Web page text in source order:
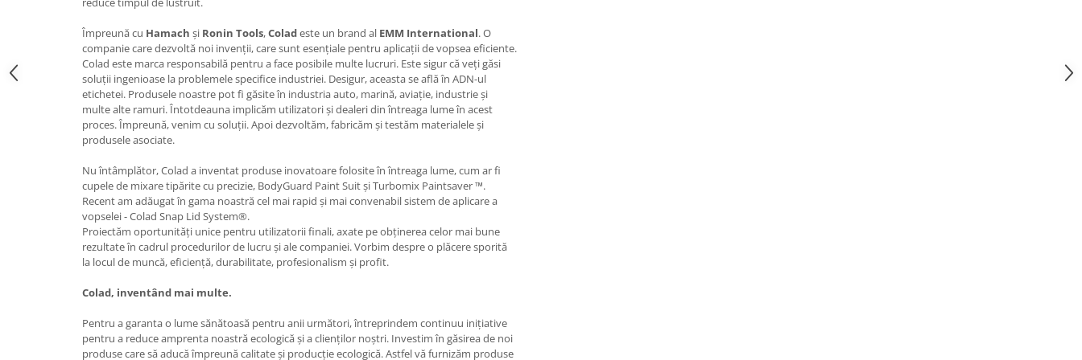
PPS Sistem aplicat vopseaua
Degresant suprafete
2.5 MASCARE
Hartie mascare
Folie mascare
Banda mascare
Pentru Cabine Vopsit
Disc abraziv velcro
Hartie abraziva
Pasla abraziva
Bloc manual slefuire
Prese tinichigerie
Montat si demontat
Scule tinichigerie
Aparat sudura MIG - MAG
Aparat sudura MMA - TIG
Sarma sudura si electrozi
Protectie suduri
3.8 USCARE VOPSEA
Împreună cu Hamach și Ronin Tools,Coladeste un brand al EMM International. O
companie care dezvoltă noi invenții, care sunt esențiale pentru aplicații de vopsea eficiente.
Colad este marca responsabilă pentru a face posibile multe lucruri. Este sigur că veți găsi
soluții ingenioase la problemele specifice industriei. Desigur, aceasta se află în ADN-ul
etichetei. Produsele noastre pot fi găsite în industria auto, marină, aviație, industrie și
multe alte ramuri. Întotdeauna implicăm utilizatori și dealeri din întreaga lume în acest
proces. Împreună, venim cu soluții. Apoi dezvoltăm, fabricăm și testăm materialele și
produsele asociate.
Nu întâmplător, Colad a inventat produse inovatoare folosite în întreaga lume, cum ar fi
cupele de mixare tipărite cu precizie, BodyGuard Paint Suit și Turbomix Paintsaver ™.
Recent am adăugat în gama noastră cel mai rapid și mai convenabil sistem de aplicare a
vopselei - Colad Snap Lid System®.
Proiectăm oportunități unice pentru utilizatorii finali, axate pe obținerea celor mai bune
rezultate în cadrul procedurilor de lucru și ale companiei. Vorbim despre o plăcere sporită
la locul de muncă, eficiență, durabilitate, profesionalism și profit.
Colad, inventând mai multe.
Pentru a garanta o lume sănătoasă pentru anii următori, întreprindem continuu inițiative
pentru a reduce amprenta noastră ecologică și a clienților noștri. Investim în găsirea de noi
produse care să aducă împreună calitate și producție ecologică. Astfel vă furnizăm produse